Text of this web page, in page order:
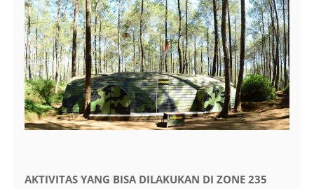
AKTIVITAS YANG BISA DILAKUKAN DI ZONE 235